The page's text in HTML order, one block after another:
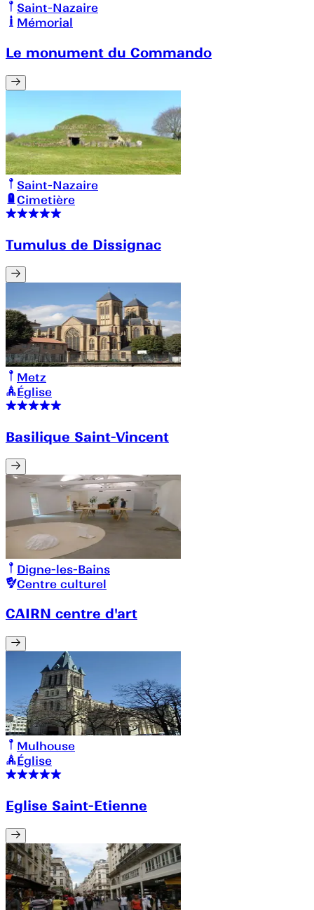
Saint-Nazaire
Mémorial
Le monument du Commando
Saint-Nazaire
Cimetière
Tumulus de Dissignac
Metz
Église
Basilique Saint-Vincent
Digne-les-Bains
Centre culturel
CAIRN centre d'art
Mulhouse
Église
Eglise Saint-Etienne